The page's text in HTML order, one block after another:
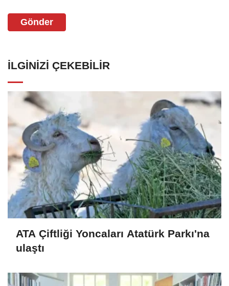
Gönder
İLGINIZI ÇEKEBILIR
ATA Çiftliği Yoncaları Atatürk Parkı'na
ulaştı